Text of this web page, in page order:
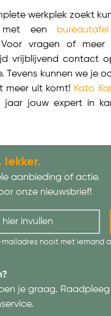
werkplek zoekt
met een bureautafel
vragen of meer
vrijblijvend contact
Tevens kunnen we je
meer uit komt! Kato
jaar jouw expert in
aanbieding of actie.
onze nieuwsbrief!
mailadres nooit met iemand
je graag.